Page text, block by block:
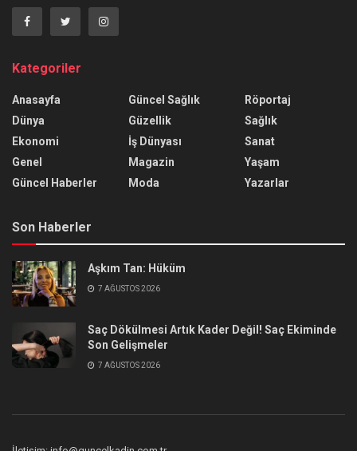
Kategoriler
Anasayfa
Dünya
Ekonomi
Genel
Güncel Haberler
Güncel Sağlık
Güzellik
İş Dünyası
Magazin
Moda
Röportaj
Sağlık
Sanat
Yaşam
Yazarlar
Son Haberler
Aşkım Tan: Hüküm
7 AĞUSTOS 2026
Saç Dökülmesi Artık Kader Değil! Saç Ekiminde
Son Gelişmeler
7 AĞUSTOS 2026